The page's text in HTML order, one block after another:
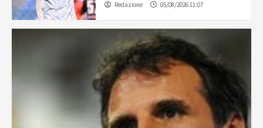
Redazione 05/08/2026 11:07